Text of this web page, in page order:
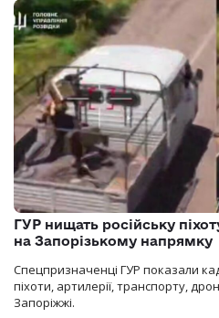
ГУР нищать російську
на Запорізькому напрямку
Спецпризначенці ГУР показали
піхоти, артилерії, транспорту,
Запоріжжі.